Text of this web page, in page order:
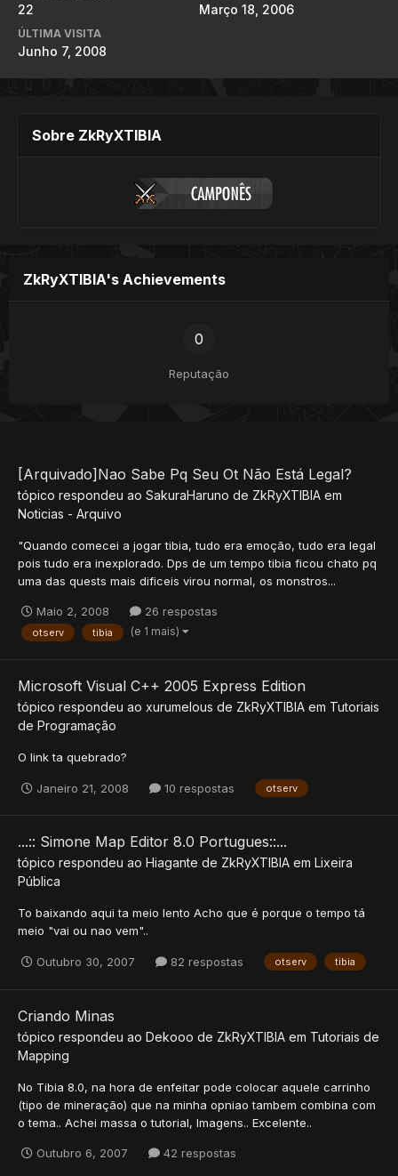
22 Março 18, 2006
ÚLTIMA VISITA
Junho 7, 2008
Sobre ZkRyXTIBIA
ZkRyXTIBIA's Achievements
0
Reputação
[Arquivado]Nao Sabe Pq Seu Ot Não Está Legal?
tópico respondeu ao SakuraHaruno de ZkRyXTIBIA em
Noticias - Arquivo
"Quando comecei a jogar tibia, tudo era emoção, tudo era legal
pois tudo era inexplorado. Dps de um tempo tibia ficou chato pq
uma das quests mais dificeis virou normal, os monstros...
Maio 2, 2008 26 respostas
otserv tibia (e 1 mais)
Microsoft Visual C++ 2005 Express Edition
tópico respondeu ao xurumelous de ZkRyXTIBIA em Tutoriais
de Programação
O link ta quebrado?
Janeiro 21, 2008 10 respostas otserv
...:: Simone Map Editor 8.0 Portugues::...
tópico respondeu ao Hiagante de ZkRyXTIBIA em Lixeira
Pública
To baixando aqui ta meio lento Acho que é porque o tempo tá
meio "vai ou nao vem"..
Outubro 30, 2007 82 respostas otserv tibia
Criando Minas
tópico respondeu ao Dekooo de ZkRyXTIBIA em Tutoriais de
Mapping
No Tibia 8.0, na hora de enfeitar pode colocar aquele carrinho
(tipo de mineração) que na minha opniao tambem combina com
o tema.. Achei massa o tutorial, Imagens.. Excelente..
Outubro 6, 2007 42 respostas